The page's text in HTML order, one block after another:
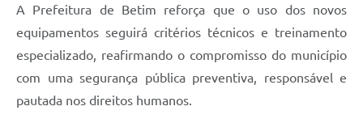
A Prefeitura de Betim reforça que o uso dos novos
equipamentos seguirá critérios técnicos e treinamento
especializado, reafirmando o compromisso do município
com uma segurança pública preventiva, responsável e
pautada nos direitos humanos.